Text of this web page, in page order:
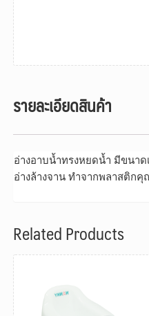
รายละเอียดสินค้า
อ่างอาบน้ำทรงหยดน้ำ มีขนา
อ่างล้างจาน ทำจากพลาสติก
Related Products